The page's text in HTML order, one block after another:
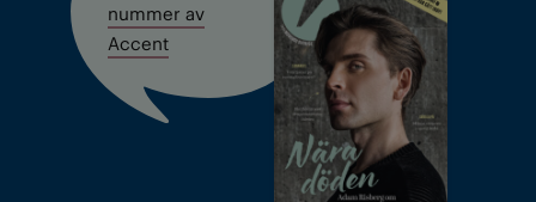
nummer av
Accent